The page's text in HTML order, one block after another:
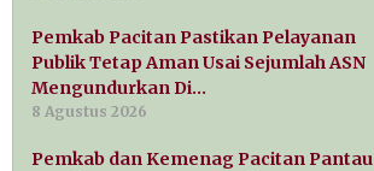
Pemkab Pacitan Pastikan Pelayanan
Publik Tetap Aman Usai Sejumlah ASN
Mengundurkan Di…
8 Agustus 2026
Pemkab dan Kemenag Pacitan Pantau